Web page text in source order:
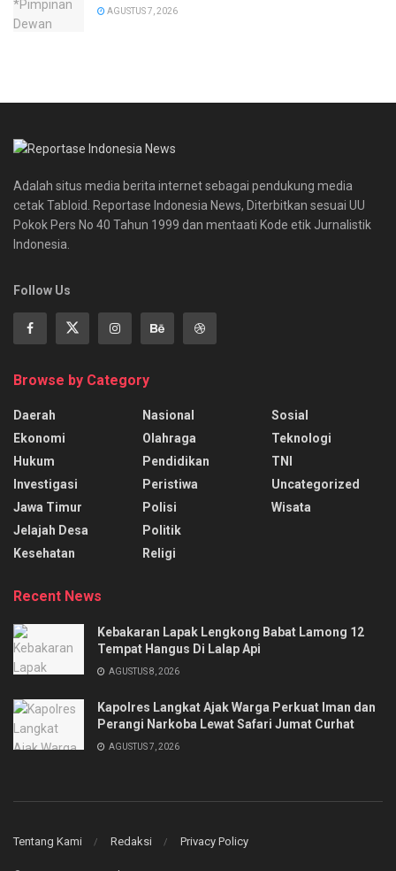
AGUSTUS 7, 2026
Adalah situs media berita internet sebagai pendukung media
cetak Tabloid. Reportase Indonesia News, Diterbitkan sesuai UU
Pokok Pers No 40 Tahun 1999 dan mentaati Kode etik Jurnalistik
Indonesia.
Follow Us
Browse by Category
Daerah
Ekonomi
Hukum
Investigasi
Jawa Timur
Jelajah Desa
Kesehatan
Nasional
Olahraga
Pendidikan
Peristiwa
Polisi
Politik
Religi
Sosial
Teknologi
TNI
Uncategorized
Wisata
Recent News
Kebakaran Lapak Lengkong Babat Lamong 12
Tempat Hangus Di Lalap Api
AGUSTUS 8, 2026
Kapolres Langkat Ajak Warga Perkuat Iman dan
Perangi Narkoba Lewat Safari Jumat Curhat
AGUSTUS 7, 2026
Tentang Kami Redaksi Privacy Policy